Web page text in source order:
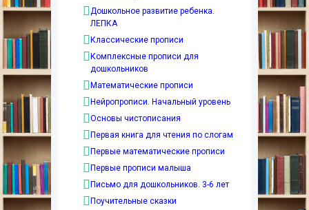
Дошкольное развитие ребенка.
ЛЕПКА
Классические прописи
Комплексные прописи для
дошкольников
Математические прописи
Нейропрописи. Начальный уровень
Основы чистописания
Первая книга для чтения по слогам
Первые математические прописи
Первые прописи малыша
Письмо для дошкольников. 3-6 лет
Поучительные сказки